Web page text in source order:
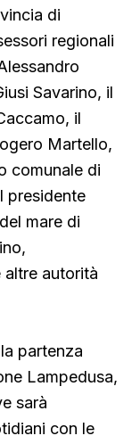
di
regionali
Savarino, il
il
Martello,
comunale di
presidente
mare di
altre autorità
partenza
Lampedusa,
sarà
con le